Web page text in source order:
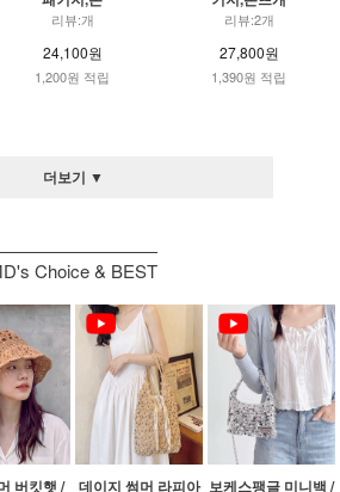
리뷰:개
24,100원
1,200원 적립
리뷰:2개
27,800원
1,390원 적립
더보기 ▼
Choice & BEST
버킷햇 /
데이지 썸머 라피아 보케스팽글 미니백 /